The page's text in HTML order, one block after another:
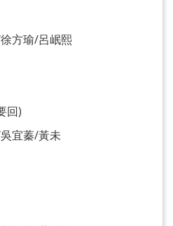
方瑜/呂岷熙
回)
宜蓁/黃未